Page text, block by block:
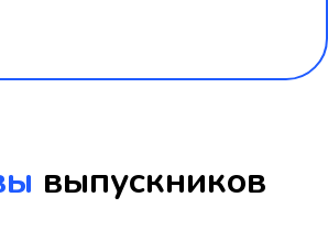
выпускников